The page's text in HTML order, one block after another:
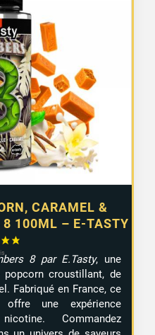
CARAMEL &
8 100ML – E-TASTY
8 par E.Tasty, une
popcorn croustillant, de
Fabriqué en France, ce
offre une expérience
Commandez